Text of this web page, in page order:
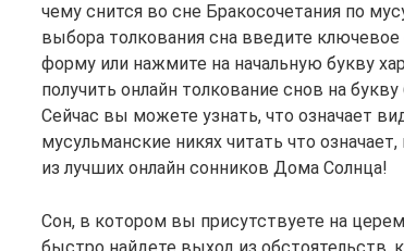
чему снится во сне Бракосочетания по
выбора толкования сна введите
форму или нажмите на начальную букву
получить онлайн толкование снов на
Сейчас вы можете узнать, что означает
мусульманские никях читать что
из лучших онлайн сонников Дома Солнца!
Сон, в котором вы присутствуете на